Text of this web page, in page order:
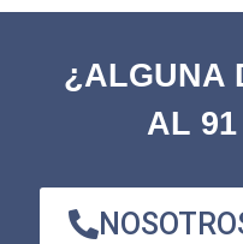
¿ALGUNA
AL 91